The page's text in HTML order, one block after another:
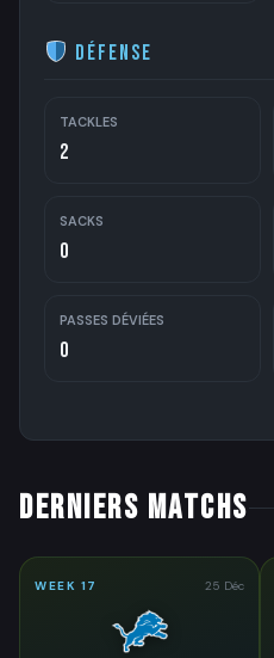
Défense
TACKLES
2
SACKS
0
PASSES DÉVIÉES
0
DERNIERS MATCHS
WEEK 17 25 Déc